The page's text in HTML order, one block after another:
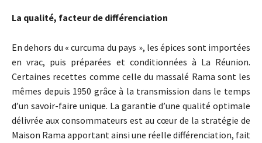
La qualité, facteur de différenciation
En dehors du « curcuma du pays », les épices sont importées
en vrac, puis préparées et conditionnées à La Réunion.
Certaines recettes comme celle du massalé Rama sont les
mêmes depuis 1950 grâce à la transmission dans le temps
d’un savoir-faire unique. La garantie d’une qualité optimale
délivrée aux consommateurs est au cœur de la stratégie de
Maison Rama apportant ainsi une réelle différenciation, fait